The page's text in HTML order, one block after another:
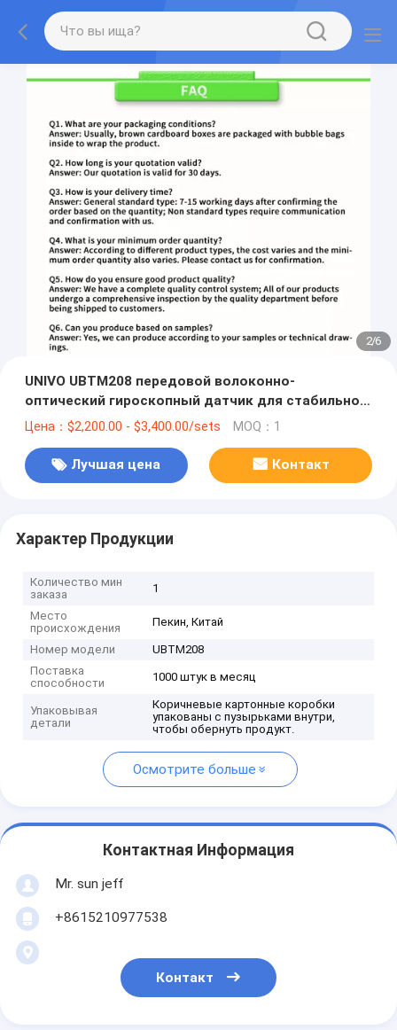
2/6
UNIVO UBTM208 передовой волоконно-
оптический гироскопный датчик для стабильной
навигации
Цена：$2,200.00 - $3,400.00/sets MOQ：1
Лучшая цена Контакт
Характер Продукции
Количество мин
заказа
1
Место
происхождения
Пекин, Китай
Номер модели
UBTM208
Поставка
способности
1000 штук в месяц
Упаковывая
детали
Коричневые картонные коробки
упакованы с пузырьками внутри,
чтобы обернуть продукт.
Осмотрите больше
Контактная Информация
Mr. sun jeff
+8615210977538
Контакт